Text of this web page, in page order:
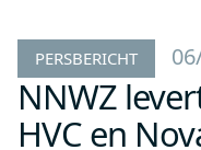
PERSBERICHT
NNWZ
HVC en